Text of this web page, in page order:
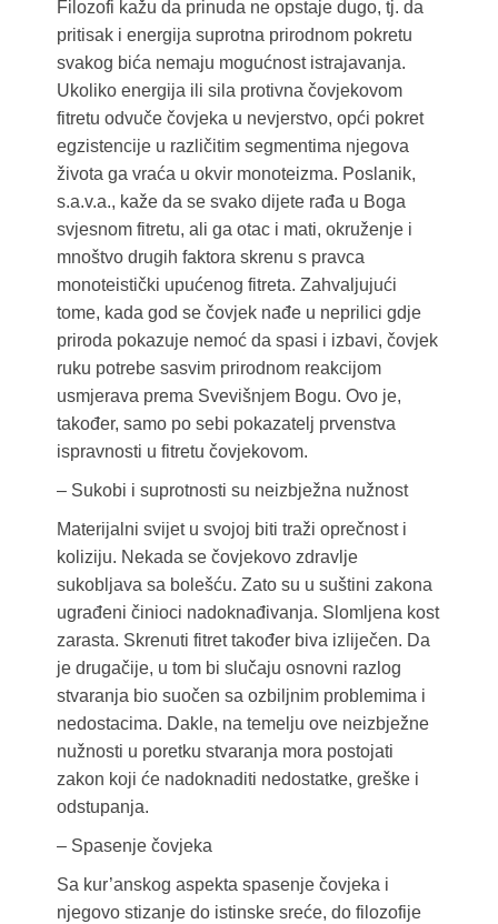
Filozofi kažu da prinuda ne opstaje dugo, tj. da
pritisak i energija suprotna prirodnom pokretu
svakog bića nemaju mogućnost istrajavanja.
Ukoliko energija ili sila protivna čovjekovom
fitretu odvuče čovjeka u nevjerstvo, opći pokret
egzistencije u različitim segmentima njegova
života ga vraća u okvir monoteizma. Poslanik,
s.a.v.a., kaže da se svako dijete rađa u Boga
svjesnom fitretu, ali ga otac i mati, okruženje i
mnoštvo drugih faktora skrenu s pravca
monoteistički upućenog fitreta. Zahvaljujući
tome, kada god se čovjek nađe u neprilici gdje
priroda pokazuje nemoć da spasi i izbavi, čovjek
ruku potrebe sasvim prirodnom reakcijom
usmjerava prema Svevišnjem Bogu. Ovo je,
također, samo po sebi pokazatelj prvenstva
ispravnosti u fitretu čovjekovom.
– Sukobi i suprotnosti su neizbježna nužnost
Materijalni svijet u svojoj biti traži oprečnost i
koliziju. Nekada se čovjekovo zdravlje
sukobljava sa bolešću. Zato su u suštini zakona
ugrađeni činioci nadoknađivanja. Slomljena kost
zarasta. Skrenuti fitret također biva izliječen. Da
je drugačije, u tom bi slučaju osnovni razlog
stvaranja bio suočen sa ozbiljnim problemima i
nedostacima. Dakle, na temelju ove neizbježne
nužnosti u poretku stvaranja mora postojati
zakon koji će nadoknaditi nedostatke, greške i
odstupanja.
– Spasenje čovjeka
Sa kur’anskog aspekta spasenje čovjeka i
njegovo stizanje do istinske sreće, do filozofije